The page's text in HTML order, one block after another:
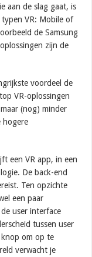
aan de slag gaat, is
VR: Mobile of
de Samsung
zijn de
voordeel de
VR-oplossingen
(nog) minder
hogere
een VR app, in een
De back-end
Ten opzichte
een paar
user interface
tussen user
knop om op te
verwacht je